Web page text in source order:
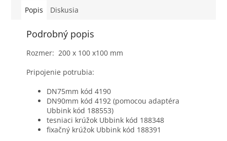
Popis Diskusia
Podrobný popis
Rozmer: 200 x 100 x100 mm
Pripojenie potrubia:
DN75mm kód 4190
DN90mm kód 4192 (pomocou adaptéra
Ubbink kód 188553)
tesniaci krúžok Ubbink kód 188348
fixačný krúžok Ubbink kód 188391